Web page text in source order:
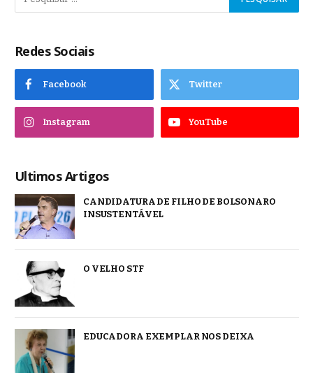
Redes Sociais
Facebook Twitter
Instagram YouTube
Ultimos Artigos
CANDIDATURA DE FILHO DE BOLSONARO
INSUSTENTÁVEL
O VELHO STF
EDUCADORA EXEMPLAR NOS DEIXA